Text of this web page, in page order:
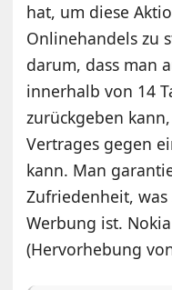
hat, um diese
Onlinehandels zu
darum, dass man
innerhalb von 14
zurückgeben
Vertrages gegen
kann. Man
Zufriedenheit, was
Werbung ist.
(Hervorhebung